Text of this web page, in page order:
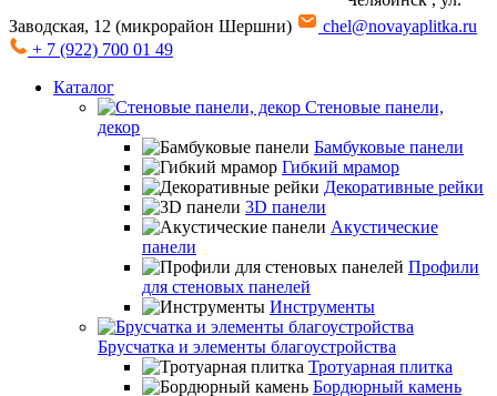
Заводская, 12 (микрорайон Шершни)
chel@novayaplitka.ru
+ 7 (922) 700 01 49
Каталог
Стеновые панели,
декор
Бамбуковые панели
Гибкий мрамор
Декоративные рейки
3D панели
Акустические
панели
Профили
для стеновых панелей
Инструменты
Брусчатка и элементы благоустройства
Тротуарная плитка
Бордюрный камень